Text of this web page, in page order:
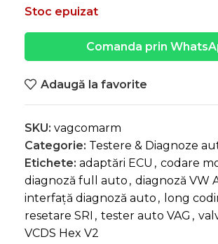
Stoc epuizat
Comanda prin
Adaugă la favorite
SKU: vagcomarm
Categorie: Testere & Diagnoze
Etichete: adaptări ECU , codare
diagnoză full auto , diagnoză VW
interfață diagnoză auto , long
resetare SRI , tester auto VAG ,
VCDS Hex V2